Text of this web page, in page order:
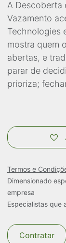
A Descoberta
Vazamento
Technologies
mostra quem
abertas, e
parar de
prioriza;
Termos e
Dimensionado
empresa
Especialistas que
Contratar